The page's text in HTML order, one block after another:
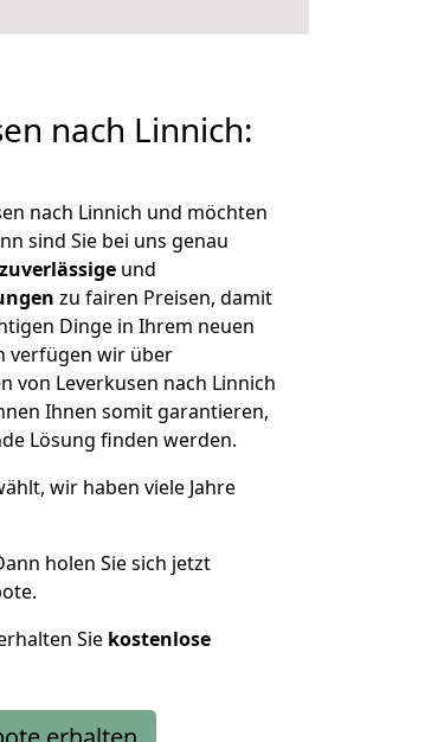
nach Linnich:
nach Linnich und möchten
sind Sie bei uns genau
zuverlässige und
zu fairen Preisen, damit
Dinge in Ihrem neuen
verfügen wir über
von Leverkusen nach Linnich
Ihnen somit garantieren,
Lösung finden werden.
wir haben viele Jahre
holen Sie sich jetzt
Sie kostenlose